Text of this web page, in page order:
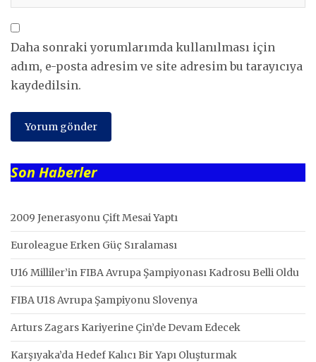
Daha sonraki yorumlarımda kullanılması için
adım, e-posta adresim ve site adresim bu tarayıcıya
kaydedilsin.
Son Haberler
2009 Jenerasyonu Çift Mesai Yaptı
Euroleague Erken Güç Sıralaması
U16 Milliler’in FIBA Avrupa Şampiyonası Kadrosu Belli Oldu
FIBA U18 Avrupa Şampiyonu Slovenya
Arturs Zagars Kariyerine Çin’de Devam Edecek
Karşıyaka’da Hedef Kalıcı Bir Yapı Oluşturmak